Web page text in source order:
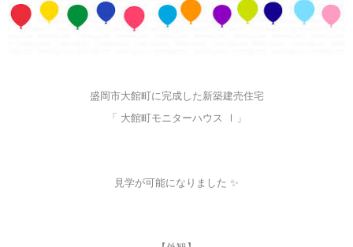
盛岡市大館町に完成した新築建売住宅
「 大館町モニターハウス Ⅰ」
見学が可能になりました ✨